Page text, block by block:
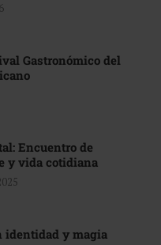
Gastronómico del
Encuentro de
y vida cotidiana
identidad y magia